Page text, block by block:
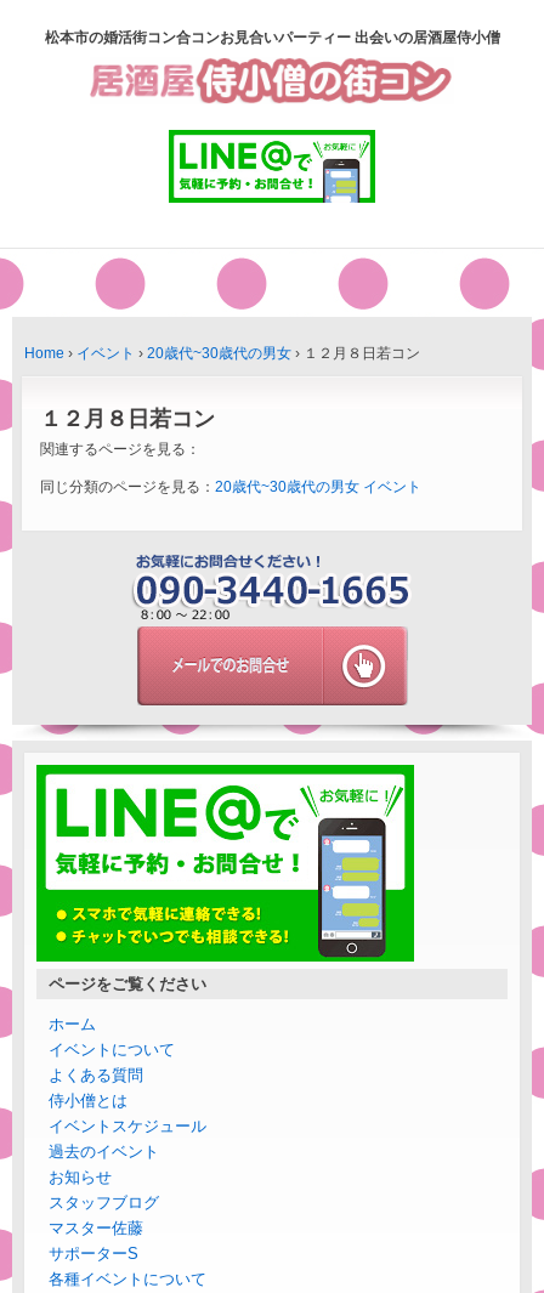
松本市の婚活街コン合コンお見合いパーティー 出会いの居酒屋侍小僧
Home › イベント › 20歳代~30歳代の男女 › １２月８日若コン
１２月８日若コン
関連するページを見る：
同じ分類のページを見る： 20歳代~30歳代の男女 イベント
ページをご覧ください
ホーム
イベントについて
よくある質問
侍小僧とは
イベントスケジュール
過去のイベント
お知らせ
スタッフブログ
マスター佐藤
サポーターS
各種イベントについて